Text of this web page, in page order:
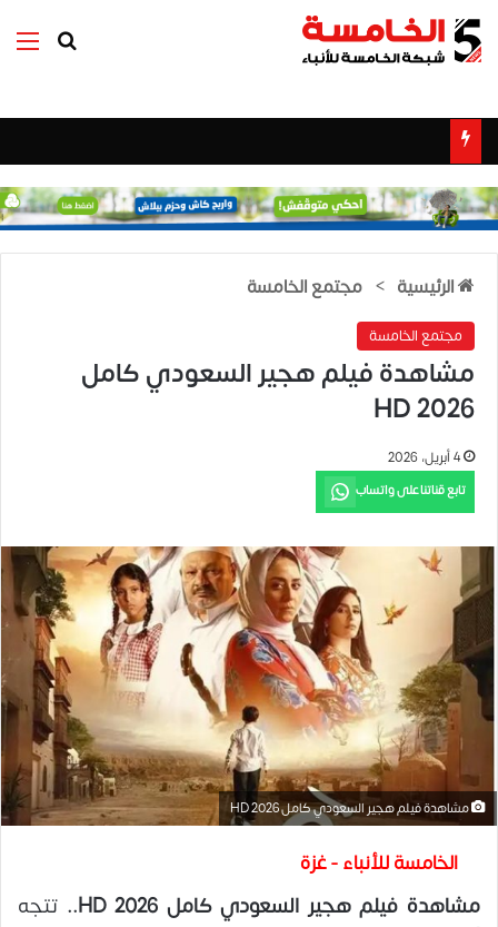
بحث عن
الرئيسية > مجتمع الخامسة
مجتمع الخامسة
مشاهدة فيلم هجير السعودي كامل
2026 HD
4 أبريل، 2026
تابع قناتنا على واتساب
مشاهدة فيلم هجير السعودي كامل 2026 HD
الخامسة للأنباء - غزة
مشاهدة فيلم هجير السعودي كامل 2026 HD..
تتجه